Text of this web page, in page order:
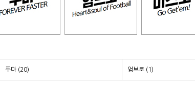
푸마 (20) 엄브로 (1)